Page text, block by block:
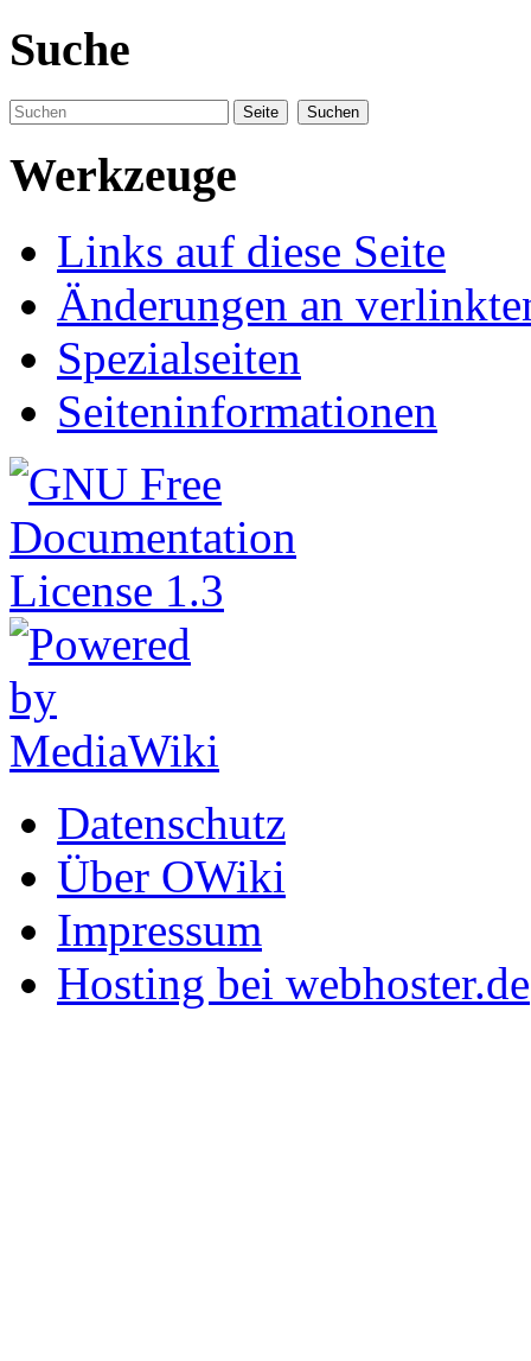
Suche
Werkzeuge
Links auf diese Seite
Änderungen an
Spezialseiten
Seiteninformationen
Datenschutz
Über OWiki
Impressum
Hosting bei webhoster.de